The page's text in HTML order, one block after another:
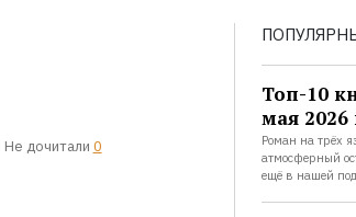
Не дочитали 0
Топ-10
мая 2026
Роман на трёх
атмосферный
ещё в нашей